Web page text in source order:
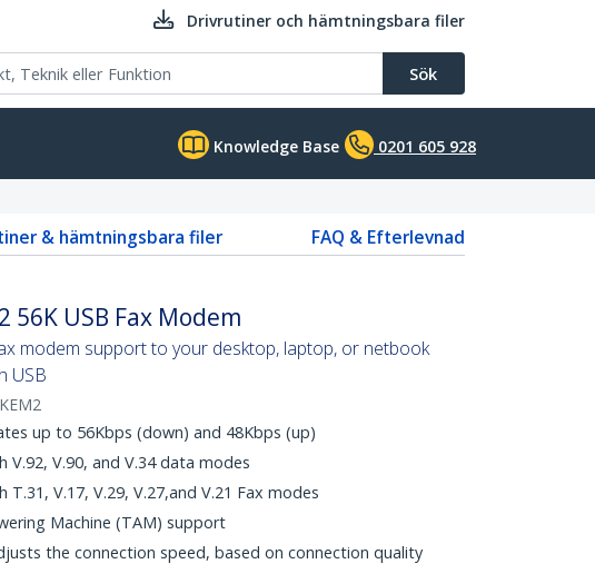
Drivrutiner och hämtningsbara filer
Sök
Knowledge Base 0201 605 928
& hämtningsbara filer
FAQ & Efterlevnad
56K USB Fax Modem
modem support to your desktop, laptop, or netbook
USB
up to 56Kbps (down) and 48Kbps (up)
V.92, V.90, and V.34 data modes
V.17, V.29, V.27,and V.21 Fax modes
Machine (TAM) support
the connection speed, based on connection quality